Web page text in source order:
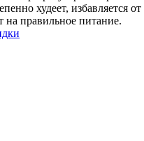
худеет, избавляется
на правильное питание.